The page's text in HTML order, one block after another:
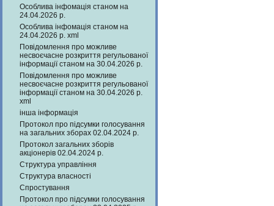
Особлива інфомація станом на
24.04.2026 р.
Особлива інфомація станом на
24.04.2026 р. xml
Повідомлення про можливе
несвоєчасне розкриття регульованої
інформації станом на 30.04.2026 р.
Повідомлення про можливе
несвоєчасне розкриття регульованої
інформації станом на 30.04.2026 р.
xml
інша інформація
Протокол про підсумки голосування
на загальних зборах 02.04.2024 р.
Протокол загальних зборів
акціонерів 02.04.2024 р.
Структура управління
Структура власності
Спростування
Протокол про підсумки голосування